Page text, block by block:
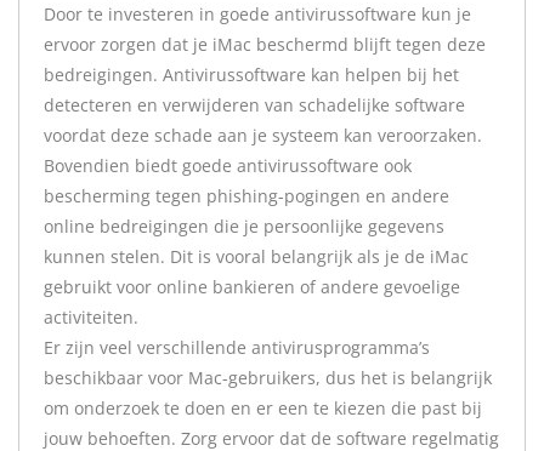
Door te investeren in goede antivirussoftware kun je
ervoor zorgen dat je iMac beschermd blijft tegen deze
bedreigingen. Antivirussoftware kan helpen bij het
detecteren en verwijderen van schadelijke software
voordat deze schade aan je systeem kan veroorzaken.
Bovendien biedt goede antivirussoftware ook
bescherming tegen phishing-pogingen en andere
online bedreigingen die je persoonlijke gegevens
kunnen stelen. Dit is vooral belangrijk als je de iMac
gebruikt voor online bankieren of andere gevoelige
activiteiten.
Er zijn veel verschillende antivirusprogramma’s
beschikbaar voor Mac-gebruikers, dus het is belangrijk
om onderzoek te doen en er een te kiezen die past bij
jouw behoeften. Zorg ervoor dat de software regelmatig